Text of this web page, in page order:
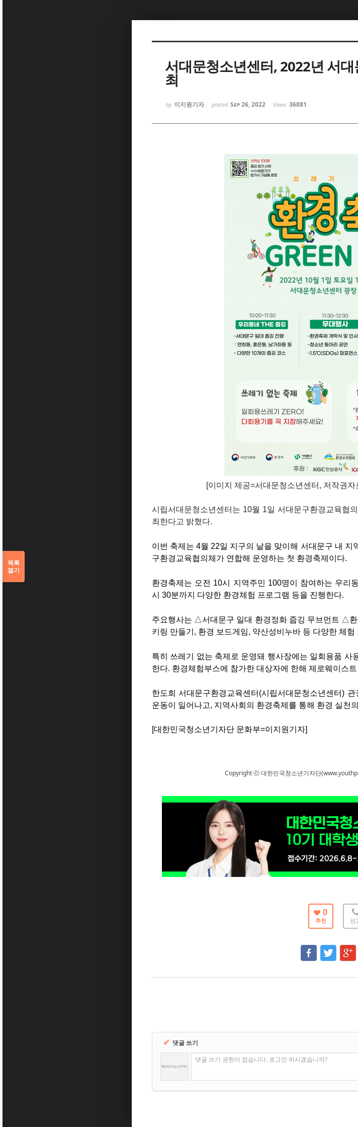
서대문청소년센터, 2022년 서
최
by 이지원기자 posted Sep 26, 2022 Views 36881
[이미지 제공=서대문청소년센터 , 저작권자
시립서대문청소년센터는 10월 1일 서대문구환경교육협
최한다고 밝혔다.
이번 축제는 4월 22일 지구의 날을 맞이해 서대문구 내
구환경교육협의체가 연합해 운영하는 첫 환경축제이다.
환경축제는 오전 10시 지역주민 100명이 참여하는 우리
시 30분까지 다양한 환경체험 프로그램 등을 진행한다.
주요행사는 △서대문구 일대 환경정화 줍깅 무브먼트 △
키링 만들기, 환경 보드게임, 약산성비누바 등 다양한 체험
특히 쓰레기 없는 축제로 운영돼 행사장에는 일회용품 사
한다. 환경체험부스에 참가한 대상자에 한해 제로웨이스
한도희 서대문구환경교육센터(시립서대문청소년센터)
운동이 일어나고, 지역사회의 환경축제를 통해 환경 실천
[대한민국청소년기자단 문화부=이지원기자]
Copyright ⓒ 대한민국청소년기자단
0
추천 신
✔ 댓글 쓰기
댓글 쓰기 권한이 없습니다. 로그인 하시겠습니까?
목록
열기
Sketchbook5, 스케치북5
Sketchbook5, 스케치북5